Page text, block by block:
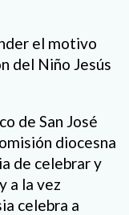
el motivo
del Niño Jesús
de San José
diocesna
de celebrar y
a la vez
celebra a